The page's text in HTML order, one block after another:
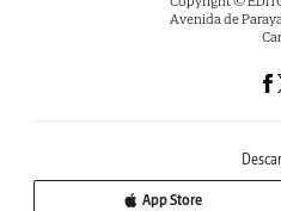
Avenida de
App Store